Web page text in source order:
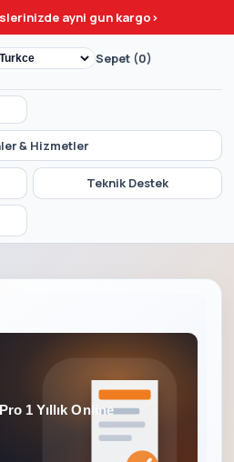
ayni gun kargo>
& Hizmetler
Teknik Destek
Sepet (0)